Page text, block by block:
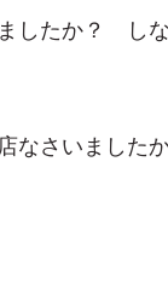
したか？ し
なさいました